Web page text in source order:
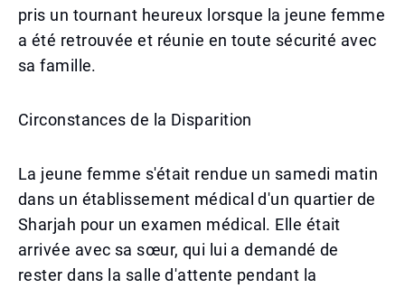
pris un tournant heureux lorsque la jeune femme
a été retrouvée et réunie en toute sécurité avec
sa famille.
Circonstances de la Disparition
La jeune femme s'était rendue un samedi matin
dans un établissement médical d'un quartier de
Sharjah pour un examen médical. Elle était
arrivée avec sa sœur, qui lui a demandé de
rester dans la salle d'attente pendant la